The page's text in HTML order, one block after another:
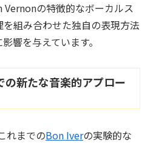
の特徴的なボーカルス
組み合わせた独自の表現方法
響を与えています。
の新たな音楽的アプロー
れまでのBon Iverの実験的な